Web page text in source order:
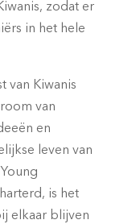
zodat er
in het hele
van Kiwanis
van
en
leven van
is het
elkaar blijven